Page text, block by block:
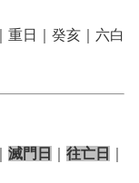
｜重日｜癸亥｜六白
滅門日 往亡日